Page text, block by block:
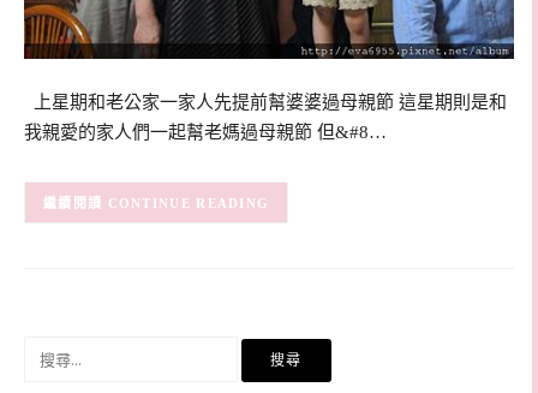
上星期和老公家一家人先提前幫婆婆過母親節 這星期則是和
我親愛的家人們一起幫老媽過母親節 但&#8…
CONTINUE READING